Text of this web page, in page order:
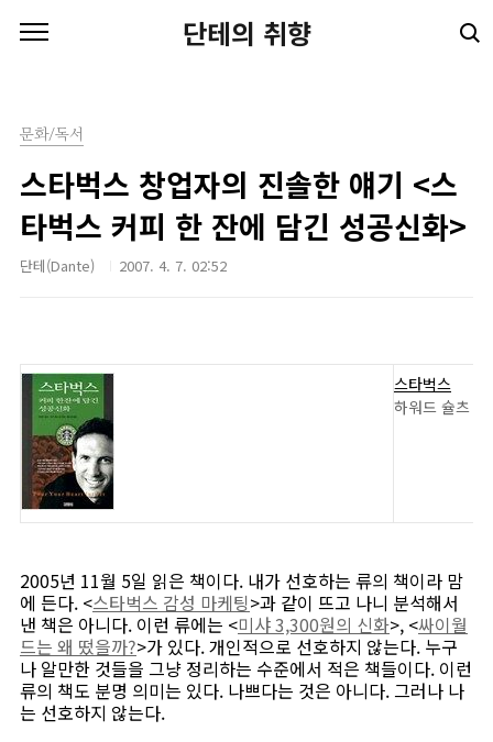
단테의 취향
문화/독서
스타벅스 창업자의 진솔한 얘기 <스
타벅스 커피 한 잔에 담긴 성공신화>
단테(Dante) 2007. 4. 7. 02:52
스타벅스
하워드 슐츠
2005년 11월 5일 읽은 책이다. 내가 선호하는 류의 책이라 맘
에 든다. <스타벅스 감성 마케팅>과 같이 뜨고 나니 분석해서
낸 책은 아니다. 이런 류에는 <미샤 3,300원의 신화>, <싸이월
드는 왜 떴을까?>가 있다. 개인적으로 선호하지 않는다. 누구
나 알만한 것들을 그냥 정리하는 수준에서 적은 책들이다. 이런
류의 책도 분명 의미는 있다. 나쁘다는 것은 아니다. 그러나 나
는 선호하지 않는다.